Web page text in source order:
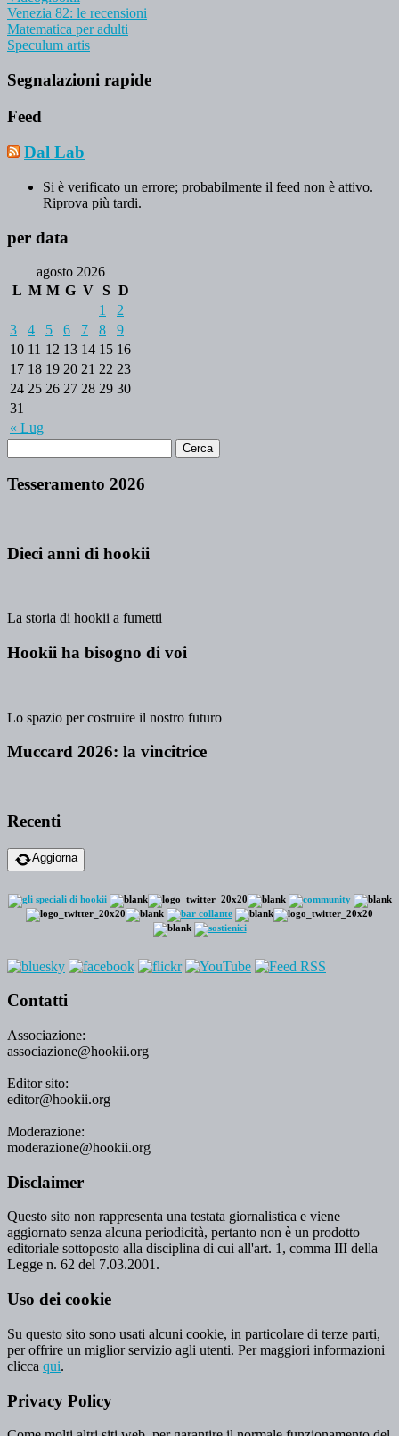
Venezia 82: le recensioni
Matematica per adulti
Speculum artis
Segnalazioni rapide
Feed
Dal Lab
Si è verificato un errore; probabilmente il feed non è attivo.
Riprova più tardi.
per data
agosto 2026
L M M G V S D
« Lug
1
2
3
4 5 6 7 8
9
10 11 12 13 14 15 16
17 18 19 20 21 22 23
24 25 26 27 28 29 30
31
Tesseramento 2026
Dieci anni di hookii
La storia di hookii a fumetti
Hookii ha bisogno di voi
Lo spazio per costruire il nostro futuro
Muccard 2026: la vincitrice
Recenti
Aggiorna
Contatti
Associazione:
associazione@hookii.org
Editor sito:
editor@hookii.org
Moderazione:
moderazione@hookii.org
Disclaimer
Questo sito non rappresenta una testata giornalistica e viene
aggiornato senza alcuna periodicità, pertanto non è un prodotto
editoriale sottoposto alla disciplina di cui all'art. 1, comma III della
Legge n. 62 del 7.03.2001.
Uso dei cookie
Su questo sito sono usati alcuni cookie, in particolare di terze parti,
per offrire un miglior servizio agli utenti. Per maggiori informazioni
clicca qui.
Privacy Policy